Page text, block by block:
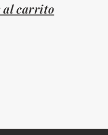
al carrito